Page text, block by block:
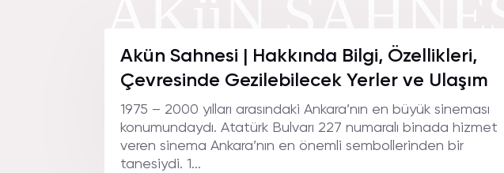
Akün Sahnesi | Hakkında Bilgi, Özellikleri,
Çevresinde Gezilebilecek Yerler ve Ulaşım
1975 – 2000 yılları arasındaki Ankara’nın en büyük sineması
konumundaydı. Atatürk Bulvarı 227 numaralı binada hizmet
veren sinema Ankara’nın en önemli sembollerinden bir
tanesiydi. 1...